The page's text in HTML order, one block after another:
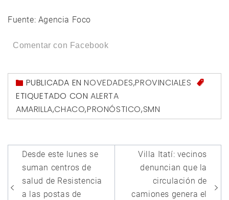
Fuente: Agencia Foco
Comentar con Facebook
PUBLICADA ENNOVEDADES,PROVINCIALES
ETIQUETADO CON ALERTA
AMARILLA,CHACO,PRONÓSTICO,SMN
Navegación
de
entradas
Desde este lunes se
suman centros de
salud de Resistencia
a las postas de
Villa Itatí: vecinos
denuncian que la
circulación de
camiones genera el